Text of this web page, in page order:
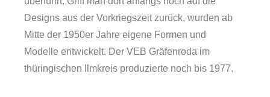
Designs aus der Vorkriegszeit zurück, wurden ab
Mitte der 1950er Jahre eigene Formen und
Modelle entwickelt. Der VEB Gräfenroda im
thüringischen Ilmkreis produzierte noch bis 1977.